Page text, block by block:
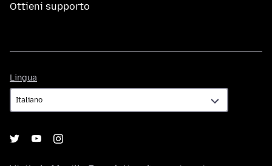
Ottieni supporto
Lingua